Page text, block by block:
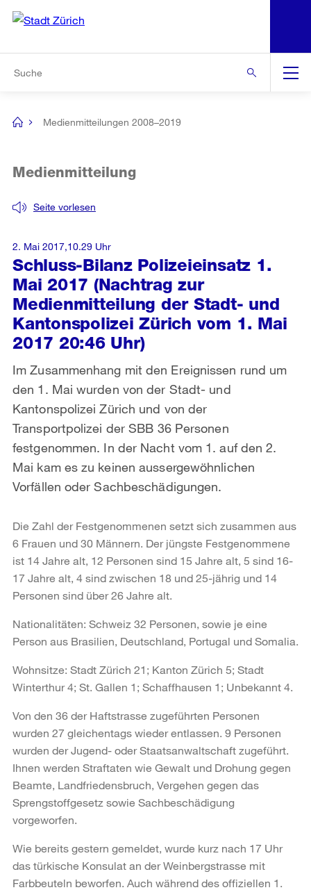
Navigation
[no
Medienmitteilungen 2008–2019
Schluss-Bilanz Polizeieinsatz 1.
Mai 2017 (Nachtrag zur
Medienmitteilung der Stadt- und
Kantonspolizei Zürich vom 1. Mai
2017 20:46 Uhr)
Seite vorlesen
Medienmitteilung
Im Zusammenhang mit den Ereignissen rund um
den 1. Mai wurden von der Stadt- und
Kantonspolizei Zürich und von der
Transportpolizei der SBB 36 Personen
festgenommen. In der Nacht vom 1. auf den 2.
Mai kam es zu keinen aussergewöhnlichen
Vorfällen oder Sachbeschädigungen.
2. Mai 2017,10.29 Uhr
Die Zahl der Festgenommenen setzt sich zusammen aus
6 Frauen und 30 Männern. Der jüngste Festgenommene
ist 14 Jahre alt, 12 Personen sind 15 Jahre alt, 5 sind 16-
17 Jahre alt, 4 sind zwischen 18 und 25-jährig und 14
Personen sind über 26 Jahre alt.
Nationalitäten: Schweiz 32 Personen, sowie je eine
Person aus Brasilien, Deutschland, Portugal und Somalia.
Wohnsitze: Stadt Zürich 21; Kanton Zürich 5; Stadt
Winterthur 4; St. Gallen 1; Schaffhausen 1; Unbekannt 4.
Von den 36 der Haftstrasse zugeführten Personen
wurden 27 gleichentags wieder entlassen. 9 Personen
wurden der Jugend- oder Staatsanwaltschaft zugeführt.
Ihnen werden Straftaten wie Gewalt und Drohung gegen
Beamte, Landfriedensbruch, Vergehen gegen das
Sprengstoffgesetz sowie Sachbeschädigung
vorgeworfen.
Wie bereits gestern gemeldet, wurde kurz nach 17 Uhr
das türkische Konsulat an der Weinbergstrasse mit
Farbbeuteln beworfen. Auch während des offiziellen 1.